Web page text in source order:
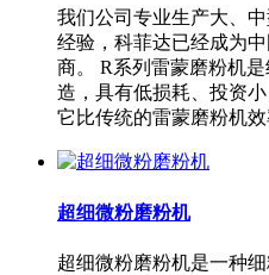
我们公司专业生产大、
经验，科菲达已经成为
商。 R系列雷蒙磨粉机
造，具有低损耗、投资
它比传统的雷蒙磨粉机效
超细微粉磨粉机
超细微粉磨粉机是一种